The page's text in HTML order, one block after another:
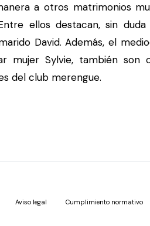
a otros matrimonios
ellos destacan, sin
David. Además, el
mujer Sylvie, también son
del club merengue.
Aviso legal Cumplimiento normativo